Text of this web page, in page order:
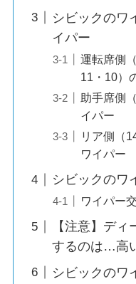
シビックのワ
イパー
運転席側
11・10）
助手席側
イパー
リア側（
ワイパー
シビックのワ
ワイパー
【注意】デ
するのは…高
シビックのワ